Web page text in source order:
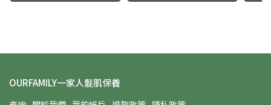
OURFAMILY一家人髮肌保養